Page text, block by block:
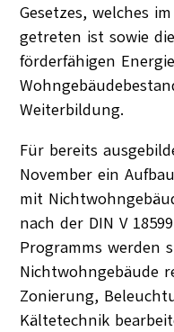
Gesetzes, welches
getreten ist sowie
förderfähigen
Weiterbildung.
Für bereits
November ein
mit
nach der DIN V
Programms werden
Nichtwohngebäude
Zonierung,
Kältetechnik